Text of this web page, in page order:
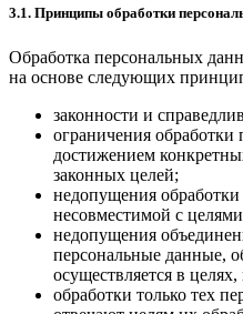
3.1. Принципы обработки
Обработка персональных
на основе следующих
законности и
ограничения
достижением
законных целей;
недопущения
несовместимой с
недопущения
персональные данные,
осуществляется в
обработки только тех